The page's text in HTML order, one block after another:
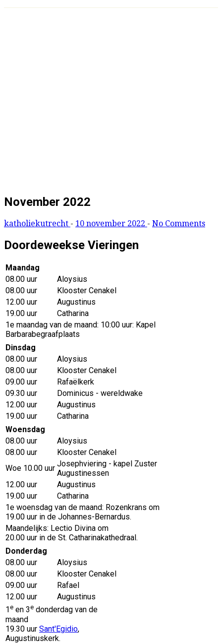
November 2022
katholiekutrecht - 10 november 2022 - No Comments
Doordeweekse Vieringen
Maandag
08.00 uur
Aloysius
08.00 uur
Klooster Cenakel
12.00 uur
Augustinus
19.00 uur
Catharina
1e maandag van de maand: 10:00 uur: Kapel
Barbarabegraafplaats
Dinsdag
08.00 uur
Aloysius
08.00 uur
Klooster Cenakel
09.00 uur
Rafaëlkerk
09.30 uur
Dominicus - wereldwake
12.00 uur
Augustinus
19.00 uur
Catharina
Woensdag
08.00 uur
Aloysius
08.00 uur
Klooster Cenakel
Woe 10.00 uur Josephviering - kapel Zuster
Augustinessen
12.00 uur
Augustinus
19.00 uur
Catharina
1e woensdag van de maand: Rozenkrans om
19.00 uur in de Johannes-Bernardus.
Maandelijks: Lectio Divina om
20.00 uur in de St. Catharinakathedraal.
Donderdag
08.00 uur
Aloysius
08.00 uur
Klooster Cenakel
09.00 uur
Rafael
12.00 uur
Augustinus
1 e en 3e donderdag van de
maand
19.30 uur Sant'Egidio,
Augustinuskerk.